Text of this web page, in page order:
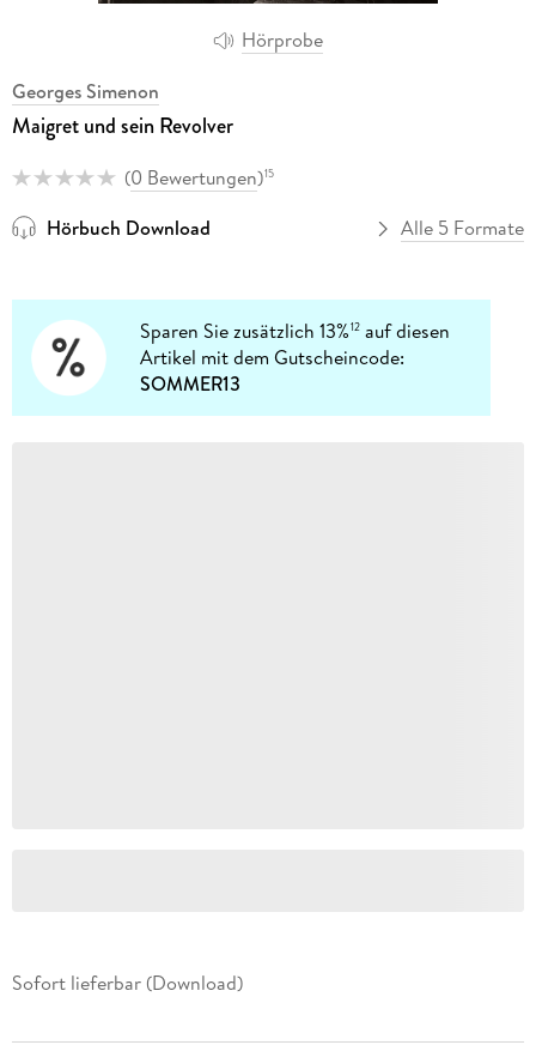
Hörprobe
Georges Simenon
Maigret und sein Revolver
(0 Bewertungen)15
Hörbuch Download Alle 5 Formate
Sparen Sie zusätzlich 13%12 auf diesen
Artikel mit dem Gutscheincode:
SOMMER13
Sofort lieferbar (Download)